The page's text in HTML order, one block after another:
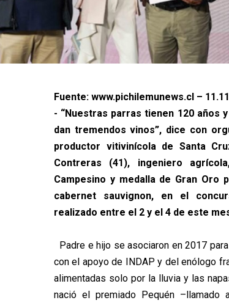
Fuente: www.pichilemunews.cl –
- “Nuestras parras tienen 120 años
dan tremendos vinos”, dice con
productor vitivinícola de Santa
Contreras (41), ingeniero
Campesino y medalla de Gran Oro
cabernet sauvignon, en el
realizado entre el 2 y el 4 de este
Padre e hijo se asociaron en 2017
con el apoyo de INDAP y del enólogo
alimentadas solo por la lluvia y las
nació el premiado Pequén